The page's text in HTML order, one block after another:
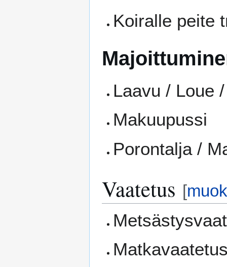
Koiralle peite
Laavu / Loue
Makuupussi
Porontalja /
Vaatetus [